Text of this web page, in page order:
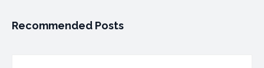
Recommended Posts